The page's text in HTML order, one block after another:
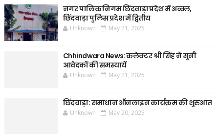
नगर पालिक निगम छिंदवाड़ा प्रदेश में अव्वल,
छिंदवाड़ा पुलिस प्रदेश में द्वितीय
Unknown May 21, 2025
Chhindwara News: कलेक्टर श्री सिंह ने सुनी
आवेदकों की समस्यायें
Unknown May 21, 2025
छिंदवाड़ा: समाधान ऑनलाइन कार्यक्रम की शुरुआत
Unknown May 20, 2025